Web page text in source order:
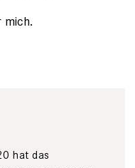
mich.
hat das